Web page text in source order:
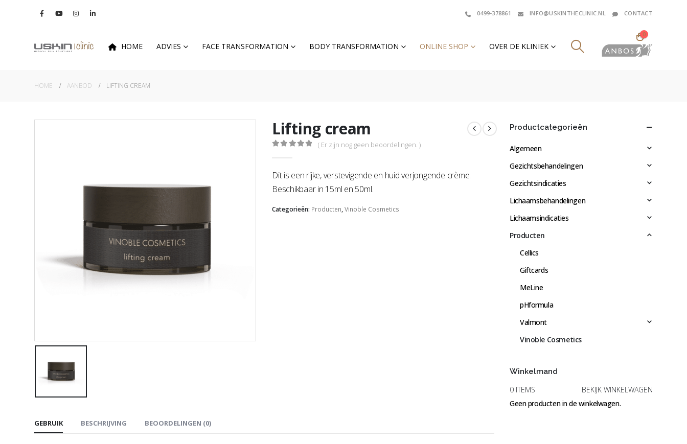
0499-378861 INFO@USKINTHECLINIC.NL CONTACT
HOME ADVIES FACE TRANSFORMATION BODY TRANSFORMATION ONLINE SHOP OVER DE KLINIEK
0
HOME AANBOD LIFTING CREAM
Lifting cream
( Er zijn nog geen beoordelingen. )
Dit is een rijke, verstevigende en huid verjongende crème.
Beschikbaar in 15ml en 50ml.
Categorieën: Producten,Vinoble Cosmetics
GEBRUIK BESCHRIJVING BEOORDELINGEN (0)
Productcategorieën
Algemeen
Gezichtsbehandelingen
Gezichtsindicaties
Lichaamsbehandelingen
Lichaamsindicaties
Producten
Cellics
Giftcards
MeLine
pHformula
Valmont
Vinoble Cosmetics
Winkelmand
0 ITEMS
BEKIJK WINKELWAGEN
Geen producten in de winkelwagen.